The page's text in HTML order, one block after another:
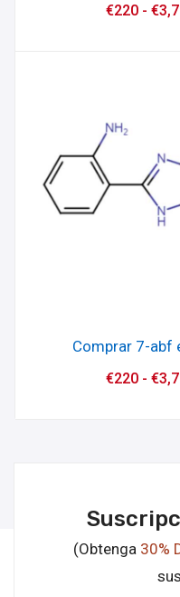
€220- €
Comprar 7-abf
€220- €
(Obtenga 30%